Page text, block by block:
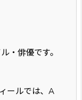
・俳優です。
ールでは、A